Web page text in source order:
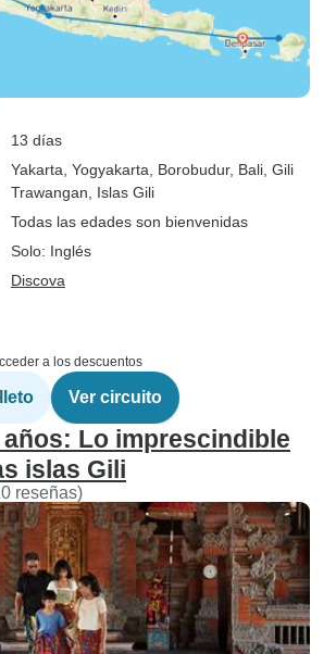
13 días
Yakarta , Yogyakarta , Borobudur, Bali , Gili
Trawangan , Islas Gili
Todas las edades son bienvenidas
Solo: Inglés
Discova
a los descuentos
Ver circuito
años: Lo imprescindible
islas Gili
reseñas)